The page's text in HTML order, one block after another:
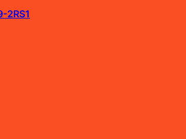
2RS1